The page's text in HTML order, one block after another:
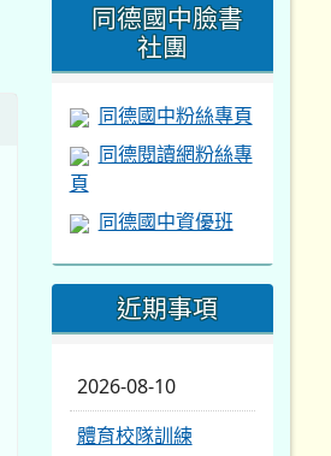
同德國中臉書
社團
同德國中粉絲專頁
同德閱讀網粉絲專
頁
同德國中資優班
近期事項
2026-08-10
體育校隊訓練